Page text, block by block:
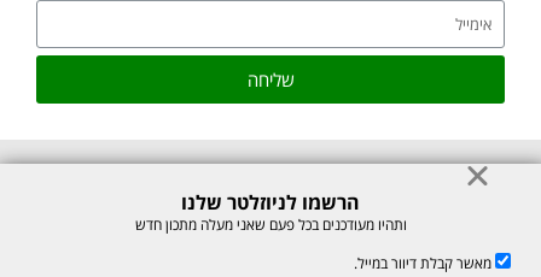
שליחה
© כל הזכויות לתוכן באתר שמורות למיכל רוזנבך 2026. אין להעתיק או לשכפל
אתר זה מוגן על ידי reCAPTCHA של חברת Google, לצפייה ב-
הרשמו לניוזלטר שלנו
ותהיו מעודכנים בכל פעם שאני מעלה מתכון חדש
מאשר קבלת דיוור במייל.